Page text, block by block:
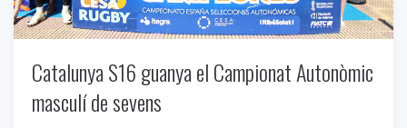
Catalunya S16 guanya el Campionat Autonòmic
masculí de sevens